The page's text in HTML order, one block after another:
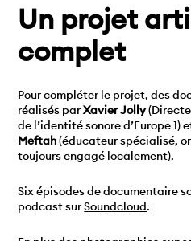
Un projet
complet
Pour compléter le projet, des
réalisés parXavier Jolly
de l’identité sonore d’Europe 1)
Meftah(éducateur spécialisé,
toujours engagé localement).
Six épisodes de documentaire
podcast surSoundcloud.